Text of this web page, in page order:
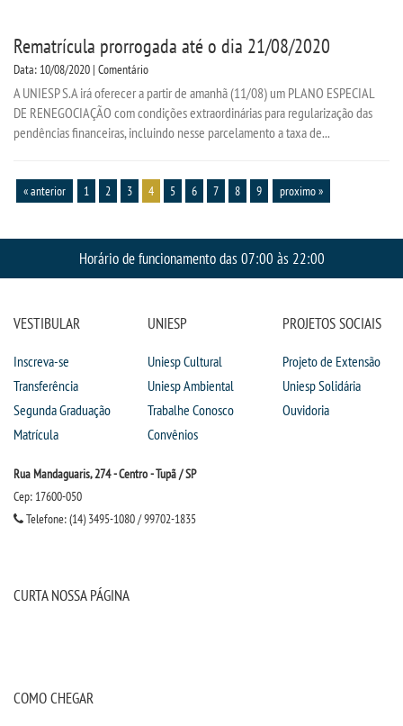
Rematrícula prorrogada até o dia 21/08/2020
Data: 10/08/2020 | Comentário
A UNIESP S.A irá oferecer a partir de amanhã (11/08) um PLANO ESPECIAL
DE RENEGOCIAÇÃO com condições extraordinárias para regularização das
pendências financeiras, incluindo nesse parcelamento a taxa de...
« anterior 1 2 3 4 5 6 7 8 9 proximo »
Horário de funcionamento das 07:00 às 22:00
VESTIBULAR
Inscreva-se
Transferência
Segunda Graduação
Matrícula
UNIESP
Uniesp Cultural
Uniesp Ambiental
Trabalhe Conosco
Convênios
PROJETOS SOCIAIS
Projeto de Extensão
Uniesp Solidária
Ouvidoria
Rua Mandaguaris, 274 - Centro - Tupã / SP
Cep: 17600-050
Telefone: (14) 3495-1080 / 99702-1835
CURTA NOSSA PÁGINA
COMO CHEGAR